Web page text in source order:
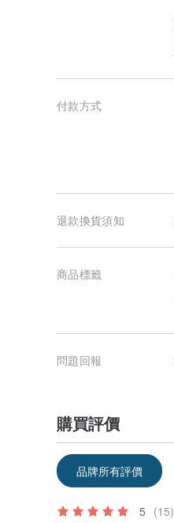
付款方式
退款換貨須知
商品標籤
問題回報
購買評價
品牌所有評價
5 (15)